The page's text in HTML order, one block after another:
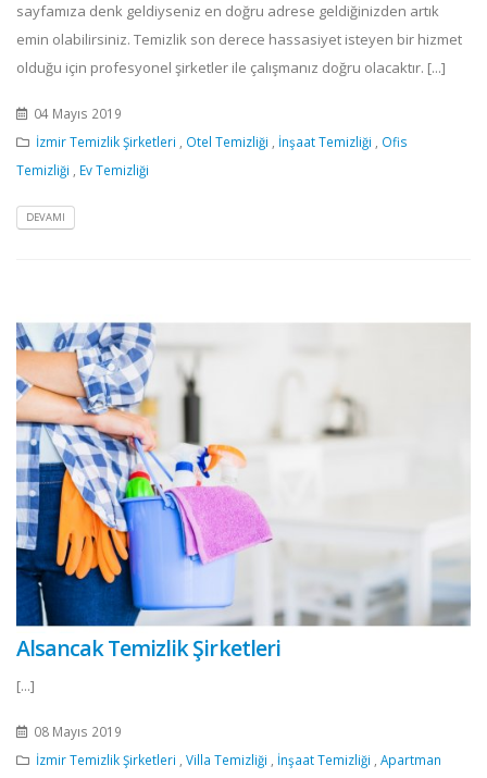
sayfamıza denk geldiyseniz en doğru adrese geldiğinizden artık
emin olabilirsiniz. Temizlik son derece hassasiyet isteyen bir hizmet
olduğu için profesyonel şirketler ile çalışmanız doğru olacaktır. [...]
04 Mayıs 2019
İzmir Temizlik Şirketleri
Otel Temizliği İnşaat Temizliği
Ofis
Temizliği
Ev Temizliği
DEVAMI
Alsancak Temizlik Şirketleri
[...]
08 Mayıs 2019
İzmir Temizlik Şirketleri
Villa Temizliği İnşaat Temizliği Apartman